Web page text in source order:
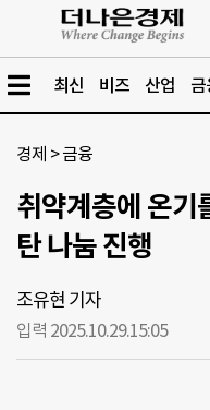
최신 비즈 산업 금
경제 >금융
취약계층에 온
탄 나눔 진행
조유현 기자
입력 2025.10.29.15:05